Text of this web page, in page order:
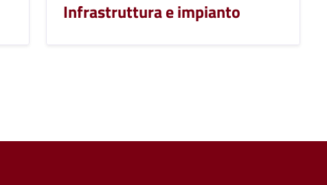
Infrastruttura e impianto